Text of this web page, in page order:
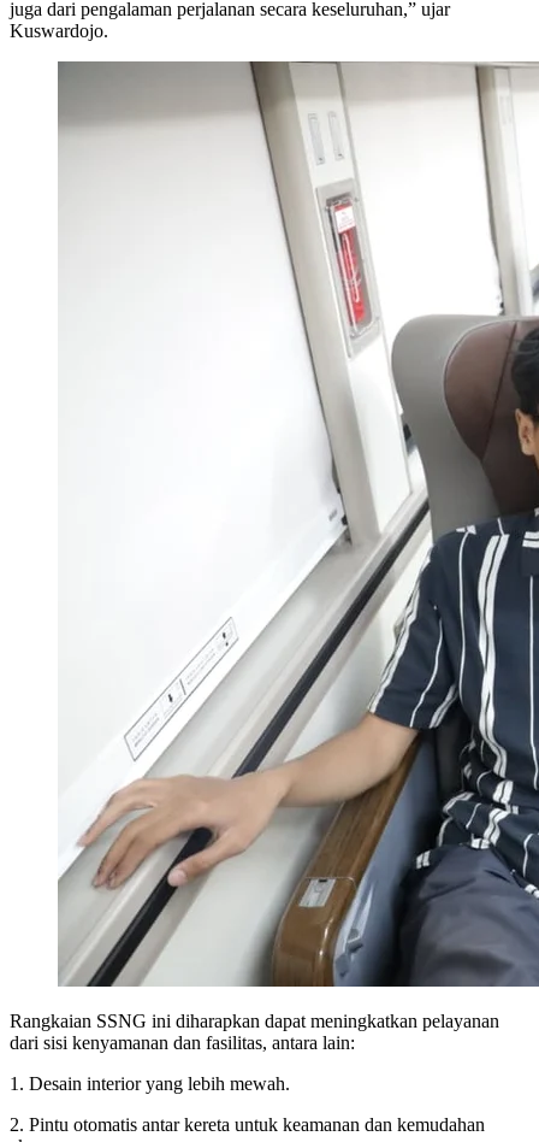
juga dari pengalaman perjalanan secara keseluruhan,” ujar
Kuswardojo.
Rangkaian SSNG ini diharapkan dapat meningkatkan pelayanan
dari sisi kenyamanan dan fasilitas, antara lain:
1. Desain interior yang lebih mewah.
2. Pintu otomatis antar kereta untuk keamanan dan kemudahan